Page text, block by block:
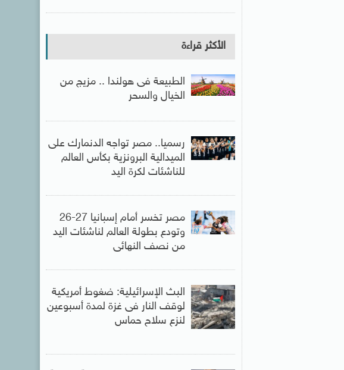
الأكثر قراءة
الطبيعة فى هولندا .. مزيج من
الخيال والسحر
رسميا.. مصر تواجه الدنمارك على
الميدالية البرونزية بكأس العالم
للناشئات لكرة اليد
مصر تخسر أمام إسبانيا 27-26
وتودع بطولة العالم لناشئات اليد
من نصف النهائى
البث الإسرائيلية: ضغوط أمريكية
لوقف النار فى غزة لمدة أسبوعين
لنزع سلاح حماس